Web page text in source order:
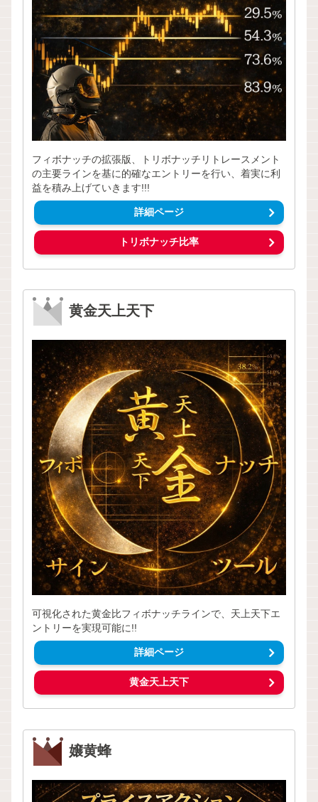
フィボナッチの拡張版、トリボナッチリトレースメント
の主要ラインを基に的確なエントリーを行い、着実に利
益を積み上げていきます!!!
詳細ページ
トリボナッチ比率
黄金天上天下
可視化された黄金比フィボナッチラインで、天上天下エ
ントリーを実現可能に!!
詳細ページ
黄金天上天下
嬢黄蜂